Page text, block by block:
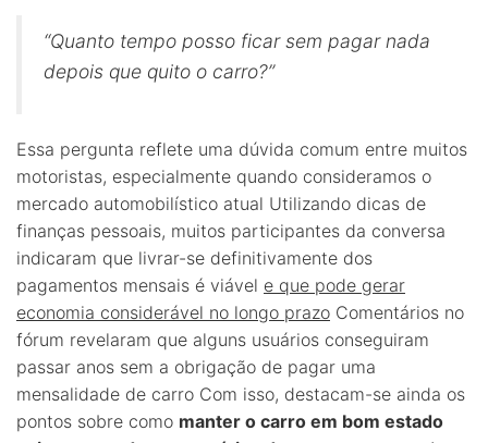
“Quanto tempo posso ficar sem pagar nada
depois que quito o carro?”
Essa pergunta reflete uma dúvida comum entre muitos
motoristas, especialmente quando consideramos o
mercado automobilístico atual Utilizando dicas de
finanças pessoais, muitos participantes da conversa
indicaram que livrar-se definitivamente dos
pagamentos mensais é viável e que pode gerar
economia considerável no longo prazo Comentários no
fórum revelaram que alguns usuários conseguiram
passar anos sem a obrigação de pagar uma
mensalidade de carro Com isso, destacam-se ainda os
pontos sobre como manter o carro em bom estado